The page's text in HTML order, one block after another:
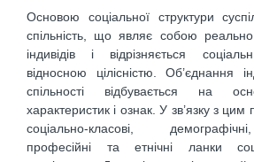
Основою соціальної структури
спільність, що являє собою реально
індивідів і відрізняється
відносною цілісністю. Об’єднання
спільності відбувається на
характеристик і ознак. У зв’язку з цим
соціально-класові,
професійні та етнічні ланки